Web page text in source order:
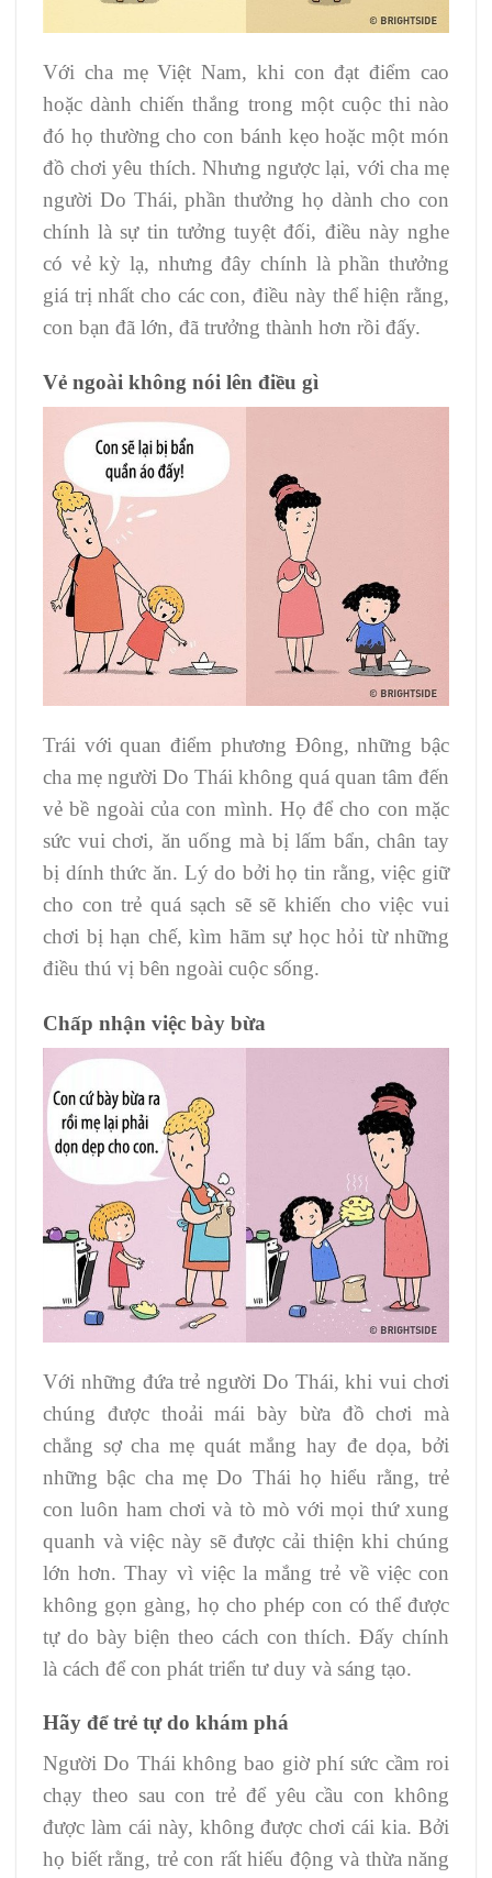
Với cha mẹ Việt Nam, khi con đạt điểm cao
hoặc dành chiến thắng trong một cuộc thi nào
đó họ thường cho con bánh kẹo hoặc một món
đồ chơi yêu thích. Nhưng ngược lại, với cha mẹ
người Do Thái, phần thưởng họ dành cho con
chính là sự tin tưởng tuyệt đối, điều này nghe
có vẻ kỳ lạ, nhưng đây chính là phần thưởng
giá trị nhất cho các con, điều này thể hiện rằng,
con bạn đã lớn, đã trưởng thành hơn rồi đấy.
Vẻ ngoài không nói lên điều gì
Trái với quan điểm phương Đông, những bậc
cha mẹ người Do Thái không quá quan tâm đến
vẻ bề ngoài của con mình. Họ để cho con mặc
sức vui chơi, ăn uống mà bị lấm bẩn, chân tay
bị dính thức ăn. Lý do bởi họ tin rằng, việc giữ
cho con trẻ quá sạch sẽ sẽ khiến cho việc vui
chơi bị hạn chế, kìm hãm sự học hỏi từ những
điều thú vị bên ngoài cuộc sống.
Chấp nhận việc bày bừa
Với những đứa trẻ người Do Thái, khi vui chơi
chúng được thoải mái bày bừa đồ chơi mà
chẳng sợ cha mẹ quát mắng hay đe dọa, bởi
những bậc cha mẹ Do Thái họ hiểu rằng, trẻ
con luôn ham chơi và tò mò với mọi thứ xung
quanh và việc này sẽ được cải thiện khi chúng
lớn hơn. Thay vì việc la mắng trẻ về việc con
không gọn gàng, họ cho phép con có thể được
tự do bày biện theo cách con thích. Đấy chính
là cách để con phát triển tư duy và sáng tạo.
Hãy để trẻ tự do khám phá
Người Do Thái không bao giờ phí sức cầm roi
chạy theo sau con trẻ để yêu cầu con không
được làm cái này, không được chơi cái kia. Bởi
họ biết rằng, trẻ con rất hiếu động và thừa năng